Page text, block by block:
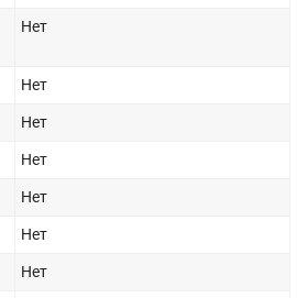
Нет
Нет
Нет
Нет
Нет
Нет
Нет